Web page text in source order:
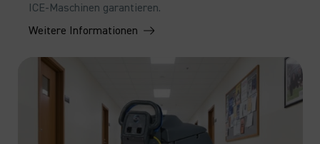
ICE-Maschinen garantieren.
Weitere Informationen